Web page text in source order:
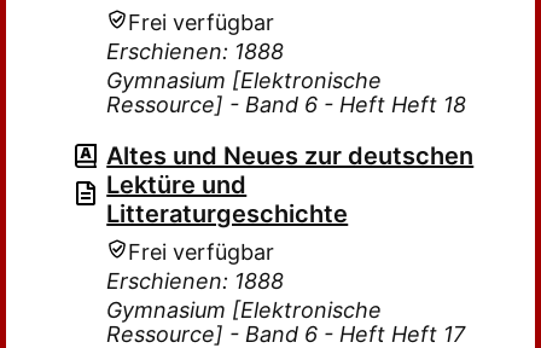
Frei verfügbar
Erschienen: 1888
Gymnasium [Elektronische
Ressource] - Band 6 - Heft Heft 18
Altes und Neues zur deutschen
Lektüre und
Litteraturgeschichte
Frei verfügbar
Erschienen: 1888
Gymnasium [Elektronische
Ressource] - Band 6 - Heft Heft 17